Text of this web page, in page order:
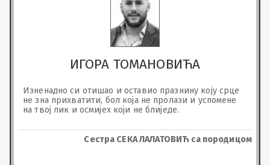
ИГОРА ТОМАНОВИЋА
Изненадно си отишао и оставио празнину коју срце
не зна прихватити, бол која не пролази и успомене
на твој лик и осмијех који не блиједе.
Сестра СЕКА ЛАЛАТОВИЋ са породицом